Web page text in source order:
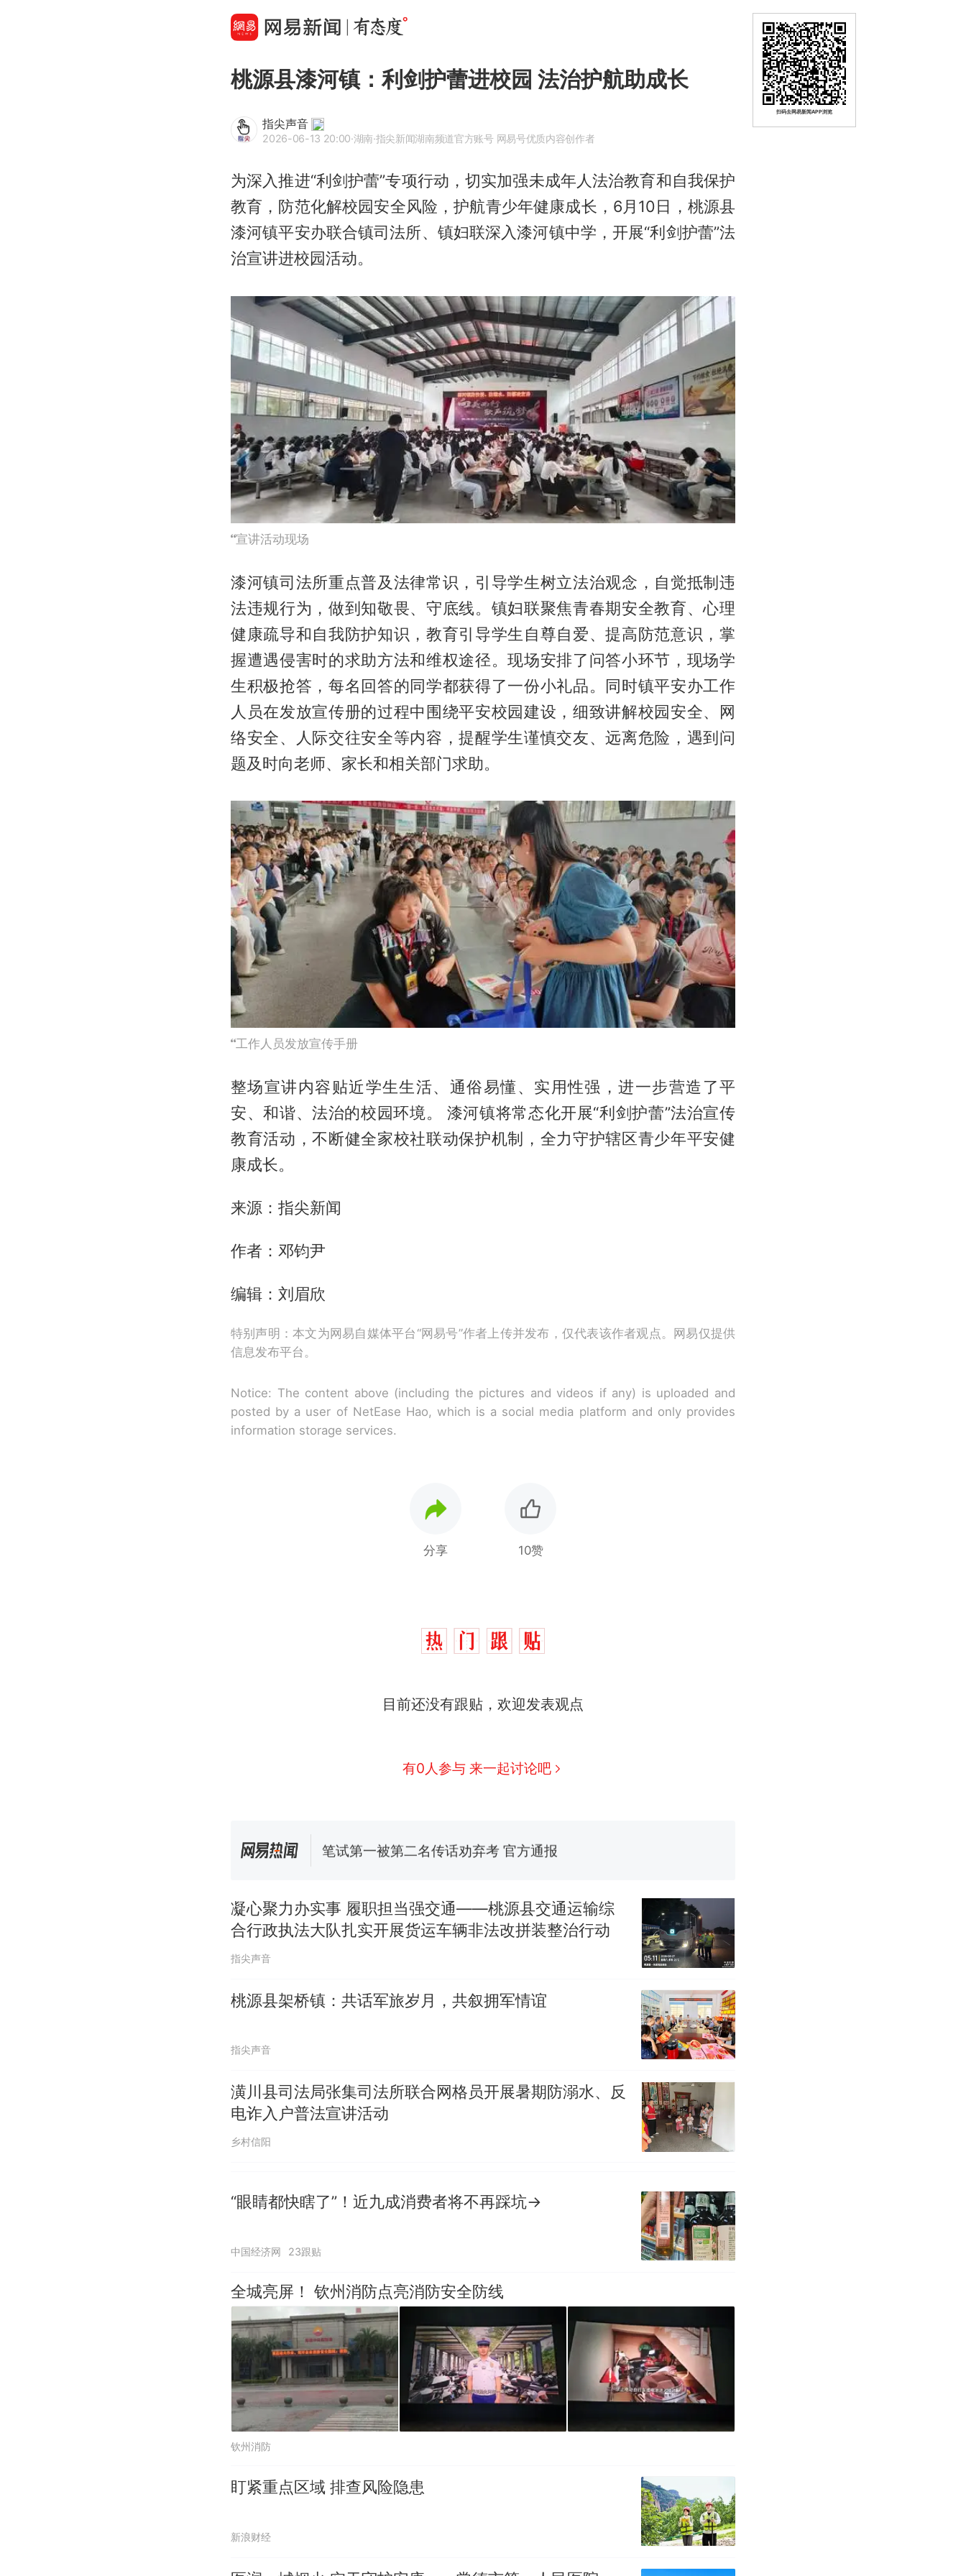
桃源县漆河镇：利剑护蕾进校园 法治护航助成长
指尖声音
2026-06-13 20:00·湖南·指尖新闻湖南频道官方账号 网易号优质内容创作者
为深入推进“利剑护蕾”专项行动，切实加强未成年人法治教育和自我保护
教育，防范化解校园安全风险，护航青少年健康成长，6月10日，桃源县
漆河镇平安办联合镇司法所、镇妇联深入漆河镇中学，开展“利剑护蕾”法
治宣讲进校园活动。
宣讲活动现场
漆河镇司法所重点普及法律常识，引导学生树立法治观念，自觉抵制违
法违规行为，做到知敬畏、守底线。镇妇联聚焦青春期安全教育、心理
健康疏导和自我防护知识，教育引导学生自尊自爱、提高防范意识，掌
握遭遇侵害时的求助方法和维权途径。现场安排了问答小环节，现场学
生积极抢答，每名回答的同学都获得了一份小礼品。同时镇平安办工作
人员在发放宣传册的过程中围绕平安校园建设，细致讲解校园安全、网
络安全、人际交往安全等内容，提醒学生谨慎交友、远离危险，遇到问
题及时向老师、家长和相关部门求助。
工作人员发放宣传手册
整场宣讲内容贴近学生生活、通俗易懂、实用性强，进一步营造了平
安、和谐、法治的校园环境。 漆河镇将常态化开展“利剑护蕾”法治宣传
教育活动，不断健全家校社联动保护机制，全力守护辖区青少年平安健
康成长。
来源：指尖新闻
作者：邓钧尹
编辑：刘眉欣
特别声明：本文为网易自媒体平台“网易号”作者上传并发布，仅代表该作者观点。网易仅提供
信息发布平台。
Notice: The content above (including the pictures and videos if any) is uploaded and
posted by a user of NetEase Hao, which is a social media platform and only provides
information storage services.
分享 10赞
目前还没有跟贴，欢迎发表观点
有0人参与 来一起讨论吧
西班牙飞地休达边境，摩洛哥士兵搬起大石块投向移民引争议，
回应：列车员个人行为，不是铁路规定
美国一场追捕行动中，一男子在车辆行驶中爬上车顶跳舞。（新京
笔试第一被第二名传话劝弃考 官方通报
此前一天内数万人从摩洛哥涌入西班牙
凝心聚力办实事 履职担当强交通——桃源县交通运输综
合行政执法大队扎实开展货运车辆非法改拼装整治行动
指尖声音
桃源县架桥镇：共话军旅岁月，共叙拥军情谊
指尖声音
潢川县司法局张集司法所联合网格员开展暑期防溺水、反
电诈入户普法宣讲活动
乡村信阳
“眼睛都快瞎了”！近九成消费者将不再踩坑→
中国经济网 23跟贴
全城亮屏！ 钦州消防点亮消防安全防线
钦州消防
盯紧重点区域 排查风险隐患
新浪财经
扫码去网易新闻APP浏览